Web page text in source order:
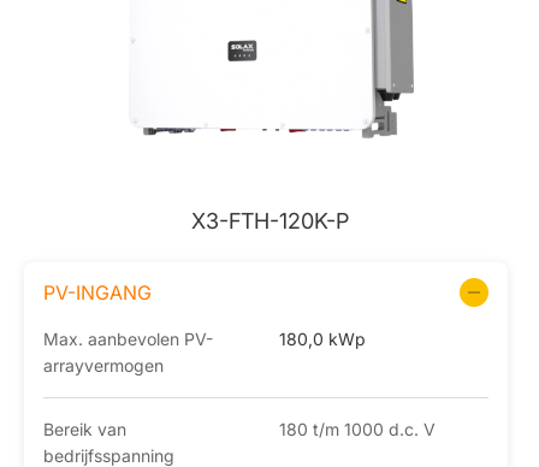
X3-FTH-120K-P
PV-INGANG
Max. aanbevolen PV-
arrayvermogen
180,0 kWp
Bereik van
bedrijfsspanning
180 t/m 1000 d.c. V